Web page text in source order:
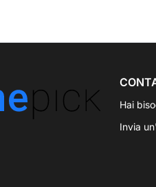
Hai
Invia